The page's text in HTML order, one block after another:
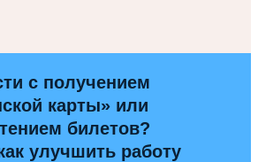
с получением
карты» или
билетов?
улучшить работу